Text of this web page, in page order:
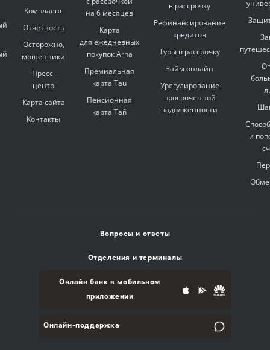
Комплаенс
Отчётность
Осторожно,
мошенники
Пресс-
центр
Карта сайта
Контакты
на 6 месяцев
Карта
для ежедневных
покупок Arna
Премиальная
карта Tau
Пенсионная
карта Tañ
в рассрочку
Рефинансирование
кредитов
Туры в рассрочку
Займ онлайн
Урегулирование
просроченной
задолженности
и
Вопросы и ответы
Отделения и терминалы
Онлайн банк в мобильном
приложении
Онлайн-поддержка